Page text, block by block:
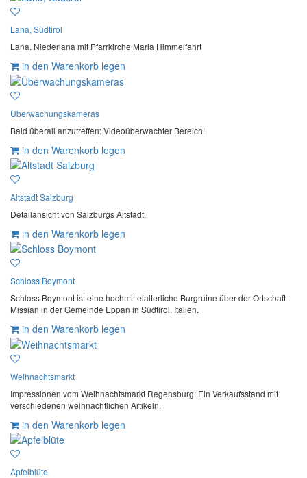
Lana, Südtirol
Lana. Niederlana mit Pfarrkirche Maria Himmelfahrt
in den Warenkorb legen
Überwachungskameras
Bald überall anzutreffen: Videoüberwachter Bereich!
in den Warenkorb legen
Altstadt Salzburg
Detailansicht von Salzburgs Altstadt.
in den Warenkorb legen
Schloss Boymont
Schloss Boymont ist eine hochmittelalterliche Burgruine über der Ortschaft
Missian in der Gemeinde Eppan in Südtirol, Italien.
in den Warenkorb legen
Weihnachtsmarkt
Impressionen vom Weihnachtsmarkt Regensburg: Ein Verkaufsstand mit
verschiedenen weihnachtlichen Artikeln.
in den Warenkorb legen
Apfelblüte